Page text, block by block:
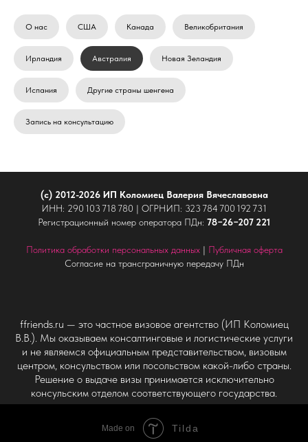
О нас США Канада Великобритания
Ирландия Австралия Новая Зеландия
Испания Другие страны шенгена
Запись на консультацию
(c) 2012-2026 ИП Коломиец Валерия Вячеславовна
ИНН: 290 103 718 780 | ОГРНИП: 323 784 700 192 731
Регистрационный номер оператора ПДн: 78−26−207 221
Политика обработки персональных данных| Публичная оферта
Согласие на трансграничную передачу ПДн
ffriends.ru — это частное визовое агентство (ИП Коломиец
В.В.). Мы оказываем консалтинговые и логистические услуги
и не являемся официальным представительством, визовым
центром, консульством или посольством какой-либо страны.
Решение о выдаче визы принимается исключительно
консульским отделом соответствующего государства.
Made on Tilda